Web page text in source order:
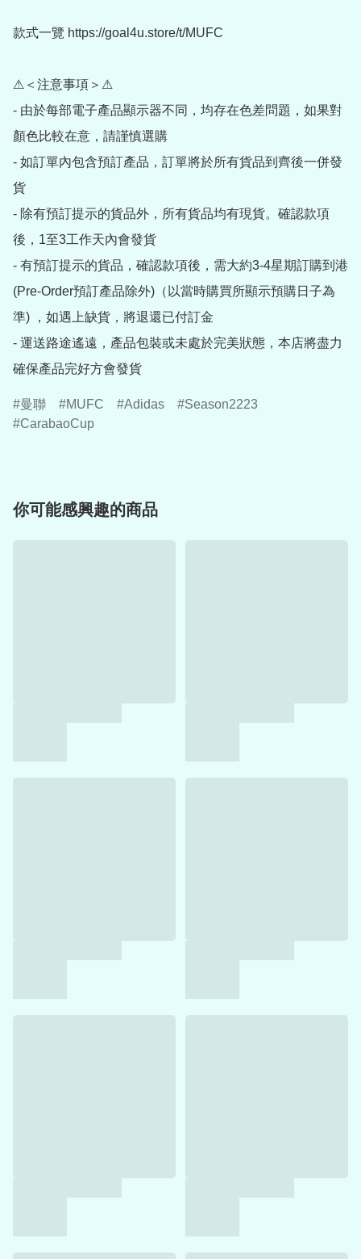
款式一覽 https://goal4u.store/t/MUFC
⚠＜注意事項＞⚠
- 由於每部電子產品顯示器不同，均存在色差問題，如果對
顏色比較在意，請謹慎選購
- 如訂單內包含預訂產品，訂單將於所有貨品到齊後一併發
貨
- 除有預訂提示的貨品外，所有貨品均有現貨。確認款項
後，1至3工作天內會發貨
- 有預訂提示的貨品，確認款項後，需大約3-4星期訂購到港
(Pre-Order預訂產品除外)（以當時購買所顯示預購日子為
準) ，如遇上缺貨，將退還已付訂金
- 運送路途遙遠，產品包裝或未處於完美狀態，本店將盡力
確保產品完好方會發貨
曼聯 MUFC Adidas
Season2223
CarabaoCup
你可能感興趣的商品